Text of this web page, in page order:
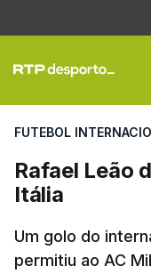
Rafael
FUTEBOL
Rafael Leão
Itália
Um golo do
permitiu ao AC